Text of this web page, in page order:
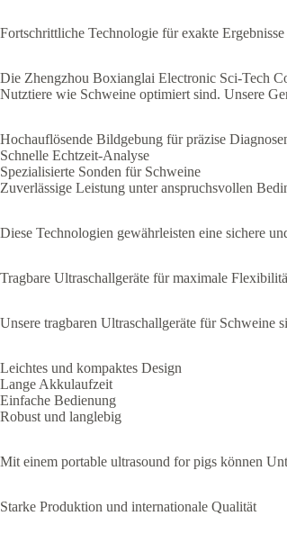
Fortschrittliche Technologie für exakte Ergebnisse
Die Zhengzhou Boxianglai Electronic Sci-Tech
Nutztiere wie Schweine optimiert sind. Unsere
Hochauflösende Bildgebung für präzise
Schnelle Echtzeit-Analyse
Spezialisierte Sonden für Schweine
Zuverlässige Leistung unter anspruchsvollen
Diese Technologien gewährleisten eine sichere
Tragbare Ultraschallgeräte für maximale
Unsere tragbaren Ultraschallgeräte für
Leichtes und kompaktes Design
Lange Akkulaufzeit
Einfache Bedienung
Robust und langlebig
Mit einem portable ultrasound for pigs können
Starke Produktion und internationale Qualität